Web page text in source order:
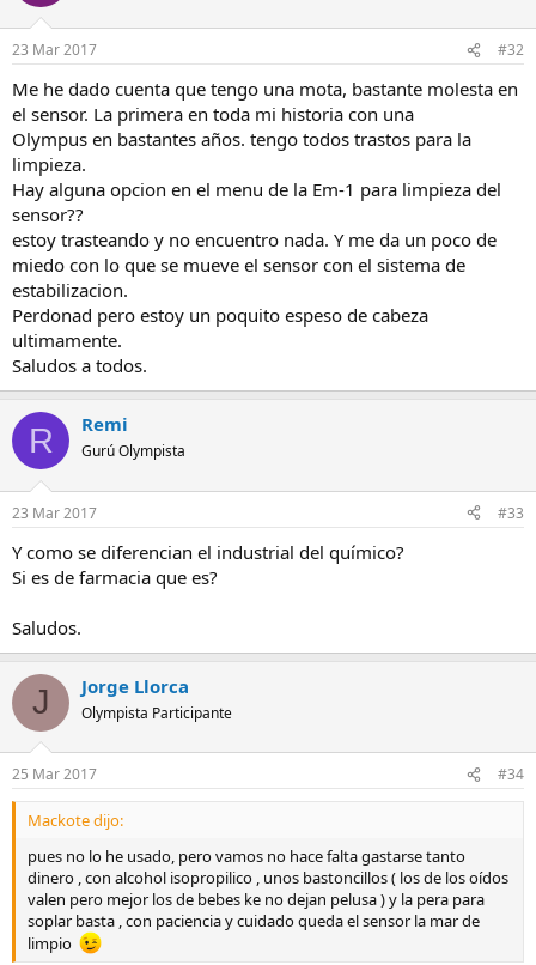
23 Mar 2017 #32
Me he dado cuenta que tengo una mota, bastante molesta en
el sensor. La primera en toda mi historia con una
Olympus en bastantes años. tengo todos trastos para la
limpieza.
Hay alguna opcion en el menu de la Em-1 para limpieza del
sensor??
estoy trasteando y no encuentro nada. Y me da un poco de
miedo con lo que se mueve el sensor con el sistema de
estabilizacion.
Perdonad pero estoy un poquito espeso de cabeza
ultimamente.
Saludos a todos.
R Remi
Gurú Olympista
23 Mar 2017 #33
Y como se diferencian el industrial del químico?
Si es de farmacia que es?
Saludos.
J Jorge Llorca
Olympista Participante
25 Mar 2017 #34
Mackote dijo:
pues no lo he usado, pero vamos no hace falta gastarse tanto
dinero , con alcohol isopropilico , unos bastoncillos ( los de los oídos
valen pero mejor los de bebes ke no dejan pelusa ) y la pera para
soplar basta , con paciencia y cuidado queda el sensor la mar de
limpio